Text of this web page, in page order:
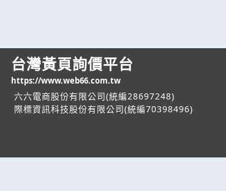
台灣黃頁詢價平台
https://www.web66.com.tw
六六電商股份有限公司(統編28697248)
際標資訊科技股份有限公司(統編70398496)